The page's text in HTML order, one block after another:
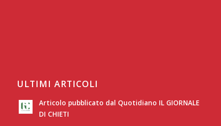
ULTIMI ARTICOLI
Articolo pubblicato dal Quotidiano IL GIORNALE
DI CHIETI